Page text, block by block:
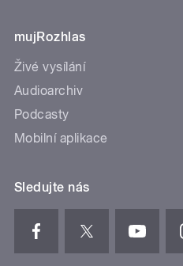
mujRozhlas
Živé vysílání
Audioarchiv
Podcasty
Mobilní aplikace
Sledujte nás